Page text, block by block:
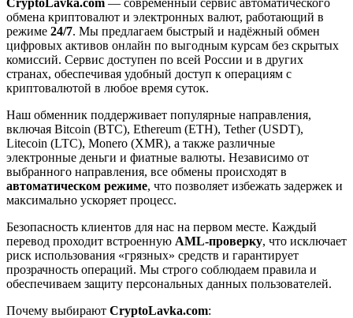
обмена криптовалют и электронных валют, работающий в
режиме 24/7. Мы предлагаем быстрый и надёжный обмен
цифровых активов онлайн по выгодным курсам без скрытых
комиссий. Сервис доступен по всей России и в других
странах, обеспечивая удобный доступ к операциям с
криптовалютой в любое время суток.
Наш обменник поддерживает популярные направления,
включая Bitcoin (BTC), Ethereum (ETH), Tether (USDT),
Litecoin (LTC), Monero (XMR), а также различные
электронные деньги и фиатные валюты. Независимо от
выбранного направления, все обмены происходят в
автоматическом режиме, что позволяет избежать задержек и
максимально ускоряет процесс.
Безопасность клиентов для нас на первом месте. Каждый
перевод проходит встроенную AML-проверку, что исключает
риск использования «грязных» средств и гарантирует
прозрачность операций. Мы строго соблюдаем правила и
обеспечиваем защиту персональных данных пользователей.
Почему выбирают CryptoLavka.com: